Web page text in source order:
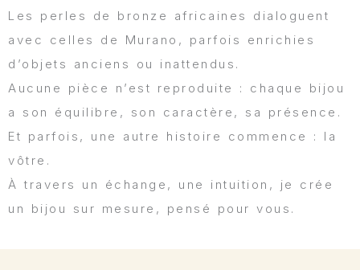
Les perles de bronze africaines dialoguent
avec celles de Murano, parfois enrichies
d’objets anciens ou inattendus.
Aucune pièce n’est reproduite : chaque bijou
a son équilibre, son caractère, sa présence.
Et parfois, une autre histoire commence : la
vôtre.
À travers un échange, une intuition, je crée
un bijou sur mesure, pensé pour vous.